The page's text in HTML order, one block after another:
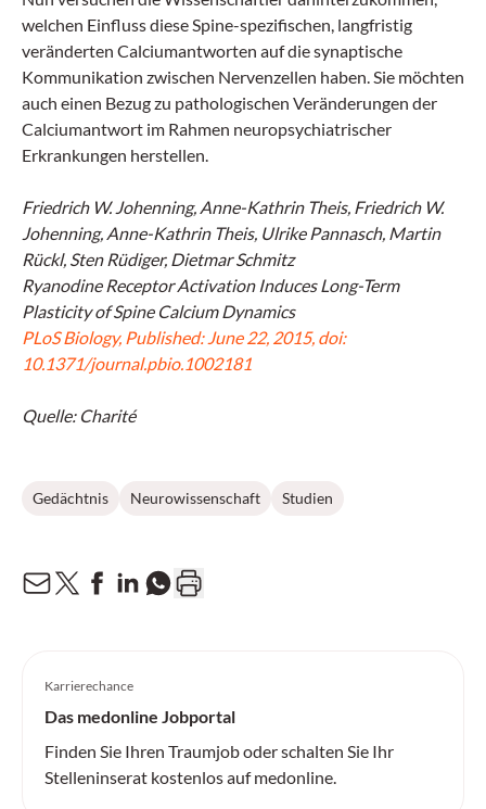
welchen Einfluss diese Spine-spezifischen, langfristig
veränderten Calciumantworten auf die synaptische
Kommunikation zwischen Nervenzellen haben. Sie möchten
auch einen Bezug zu pathologischen Veränderungen der
Calciumantwort im Rahmen neuropsychiatrischer
Erkrankungen herstellen.
Friedrich W. Johenning, Anne-Kathrin Theis, Friedrich W.
Johenning, Anne-Kathrin Theis, Ulrike Pannasch, Martin
Rückl, Sten Rüdiger, Dietmar Schmitz
Ryanodine Receptor Activation Induces Long-Term
Plasticity of Spine Calcium Dynamics
PLoS Biology, Published: June 22, 2015, doi:
10.1371/journal.pbio.1002181
Quelle: Charité
Gedächtnis Neurowissenschaft Studien
Karrierechance
Das medonline Jobportal
Finden Sie Ihren Traumjob oder schalten Sie Ihr
Stelleninserat kostenlos auf medonline.